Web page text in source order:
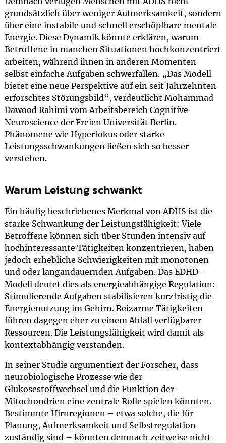
grundsätzlich über weniger Aufmerksamkeit, sondern
über eine instabile und schnell erschöpfbare mentale
Energie. Diese Dynamik könnte erklären, warum
Betroffene in manchen Situationen hochkonzentriert
arbeiten, während ihnen in anderen Momenten
selbst einfache Aufgaben schwerfallen. „Das Modell
bietet eine neue Perspektive auf ein seit Jahrzehnten
erforschtes Störungsbild“, verdeutlicht Mohammad
Dawood Rahimi vom Arbeitsbereich Cognitive
Neuroscience der Freien Universität Berlin.
Phänomene wie Hyperfokus oder starke
Leistungsschwankungen ließen sich so besser
verstehen.
Warum Leistung schwankt
Ein häufig beschriebenes Merkmal von ADHS ist die
starke Schwankung der Leistungsfähigkeit: Viele
Betroffene können sich über Stunden intensiv auf
hochinteressante Tätigkeiten konzentrieren, haben
jedoch erhebliche Schwierigkeiten mit monotonen
und oder langandauernden Aufgaben. Das EDHD-
Modell deutet dies als energieabhängige Regulation:
Stimulierende Aufgaben stabilisieren kurzfristig die
Energienutzung im Gehirn. Reizarme Tätigkeiten
führen dagegen eher zu einem Abfall verfügbarer
Ressourcen. Die Leistungsfähigkeit wird damit als
kontextabhängig verstanden.
In seiner Studie argumentiert der Forscher, dass
neurobiologische Prozesse wie der
Glukosestoffwechsel und die Funktion der
Mitochondrien eine zentrale Rolle spielen könnten.
Bestimmte Hirnregionen – etwa solche, die für
Planung, Aufmerksamkeit und Selbstregulation
zuständig sind – könnten demnach zeitweise nicht